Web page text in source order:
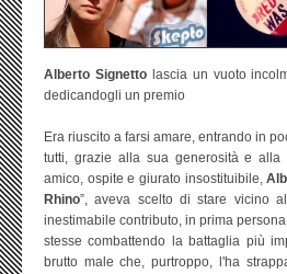
Alberto Signettolascia un vuoto
dedicandogli un premio
Era riuscito a farsi amare, entrando in
tutti, grazie alla sua generosità e alla
amico, ospite e giurato insostituibile,
Rhino”, aveva scelto di stare vicino
inestimabile contributo, in prima
stesse combattendo la battaglia più
brutto male che, purtroppo, l'ha